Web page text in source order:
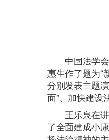
中国法学会
惠生作了题为“
分别发表主题
面”、加快建设
王乐泉在讲
了全面建成小